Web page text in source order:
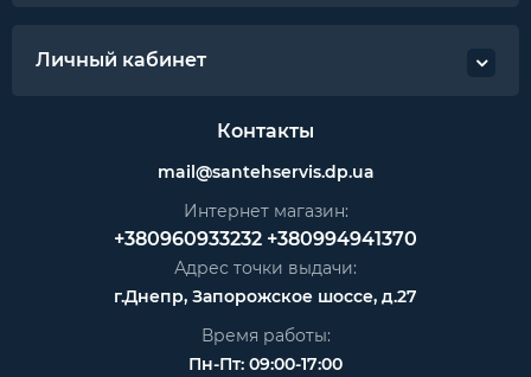
Личный кабинет
Контакты
mail@santehservis.dp.ua
Интернет магазин:
+380960933232 +380994941370
Адрес точки выдачи:
г.Днепр, Запорожское шоссе, д.27
Время работы:
Пн-Пт: 09:00-17:00